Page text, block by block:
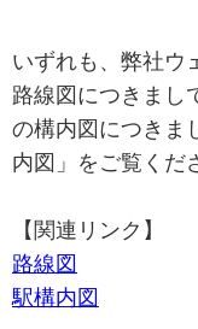
いずれも、弊社ウ
路線図につきまし
の構内図につきま
内図」をご覧くだ
【関連リンク】
路線図
駅構内図